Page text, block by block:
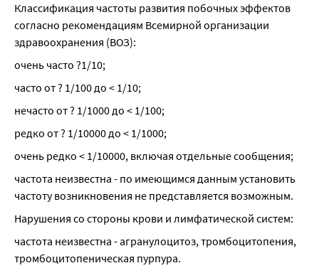
Классификация частоты развития побочных эффектов
согласно рекомендациям Всемирной организации
здравоохранения (ВОЗ):
очень часто ?1/10;
часто от ? 1/100 до < 1/10;
нечасто от ? 1/1000 до < 1/100;
редко от ? 1/10000 до < 1/1000;
очень редко < 1/10000, включая отдельные сообщения;
частота неизвестна - по имеющимся данным установить
частоту возникновения не представляется возможным.
Нарушения со стороны крови и лимфатической систем:
частота неизвестна - агранулоцитоз, тромбоцитопения,
тромбоцитопеническая пурпура.